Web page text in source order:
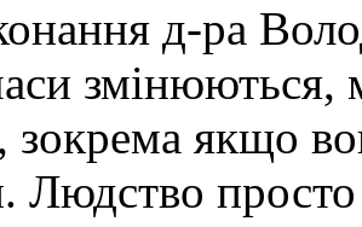
д-ра
змінюються,
зокрема якщо
Людство